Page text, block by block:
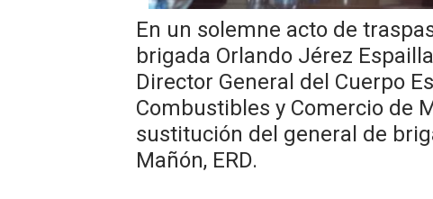
Comedores Comunitarios de
UNTC inicia ofensiva para
PRM escogerá este domingo
Candidato a presidente del
En un solemne acto de
brigada Orlando Jérez
Director General del Cuerpo
Combustibles y Comercio de
sustitución del general de
Mañón, ERD.